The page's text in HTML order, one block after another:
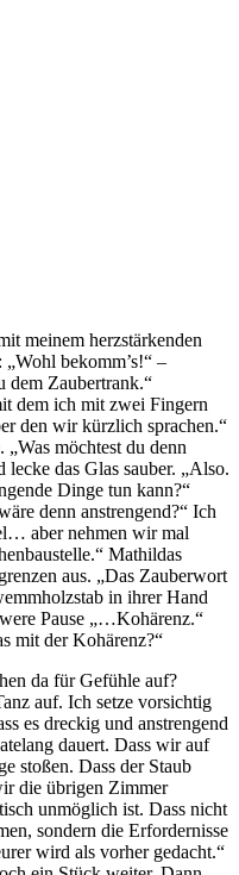
meinem herzstärkenden
bekomm’s!“ –
dem Zaubertrank.“
dem ich mit zwei Fingern
den wir kürzlich sprachen.“
möchtest du denn
das Glas sauber. „Also.
Dinge tun kann?“
denn anstrengend?“ Ich
aber nehmen wir mal
Mathildas
aus. „Das Zauberwort
in ihrer Hand
Pause „…Kohärenz.“
mit der Kohärenz?“
da für Gefühle auf?
auf. Ich setze vorsichtig
es dreckig und anstrengend
dauert. Dass wir auf
stoßen. Dass der Staub
die übrigen Zimmer
unmöglich ist. Dass nicht
sondern die Erfordernisse
wird als vorher gedacht.“